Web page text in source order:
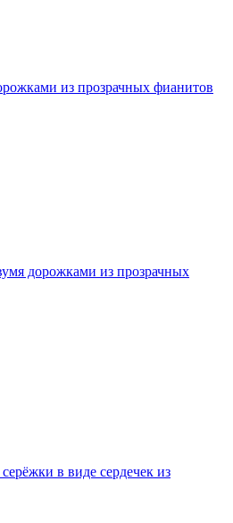
из прозрачных фианитов
дорожками из прозрачных
в виде сердечек из